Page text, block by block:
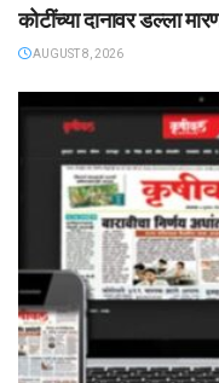
कोटींच्या दानावर डल्ला
AUGUST 8, 2026